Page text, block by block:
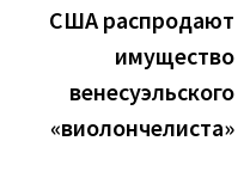
США распродают
имущество
венесуэльского
«виолончелиста»